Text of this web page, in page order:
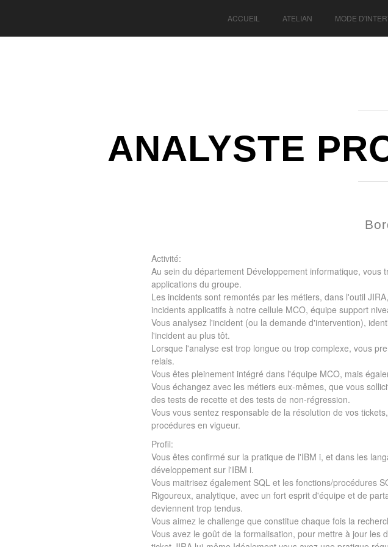
ACCUEIL ATELIAN MODE
ANALYSTE
Activité:
Au sein du département Développement informatique,
applications du groupe.
Les incidents sont remontés par les métiers, dans l'outil
incidents applicatifs à notre cellule MCO, équipe support
Vous analysez l'incident (ou la demande d'intervention),
l'incident au plus tôt.
Lorsque l'analyse est trop longue ou trop complexe, vous
relais.
Vous êtes pleinement intégré dans l'équipe MCO, mais
Vous échangez avec les métiers eux-mêmes, que vous
des tests de recette et des tests de non-régression.
Vous vous sentez responsable de la résolution de vos
procédures en vigueur.
Profil:
Vous êtes confirmé sur la pratique de l'IBM i, et dans les
développement sur l'IBM i.
Vous maitrisez également SQL et les fonctions/procédures
Rigoureux, analytique, avec un fort esprit d'équipe et de
deviennent trop tendus.
Vous aimez le challenge que constitue chaque fois la
Vous avez le goût de la formalisation, pour mettre à jour